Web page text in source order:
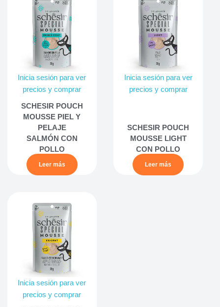
Inicia sesión para ver
precios y comprar
SCHESIR POUCH
MOUSSE PIEL Y
PELAJE
SALMÓN CON
POLLO
Leer más
Inicia sesión para ver
precios y comprar
SCHESIR POUCH
MOUSSE LIGHT
CON POLLO
Leer más
Inicia sesión para ver
precios y comprar